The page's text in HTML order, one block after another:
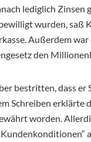
lediglich Zinsen
wurden, saß
Außerdem
den
bestritten, dass
Schreiben
worden.